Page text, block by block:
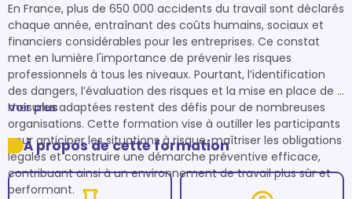
En France, plus de 650 000 accidents du travail sont déclarés
chaque année, entraînant des coûts humains, sociaux et
financiers considérables pour les entreprises. Ce constat
met en lumière l'importance de prévenir les risques
professionnels à tous les niveaux. Pourtant, l’identification
des dangers, l’évaluation des risques et la mise en place de
mesures adaptées restent des défis pour de nombreuses
organisations. Cette formation vise à outiller les participants
pour anticiper les situations à risque, maîtriser les obligations
légales et construire une démarche préventive efficace,
contribuant ainsi à un environnement de travail plus sûr et
performant.
Voir plus
À propos de cette formation